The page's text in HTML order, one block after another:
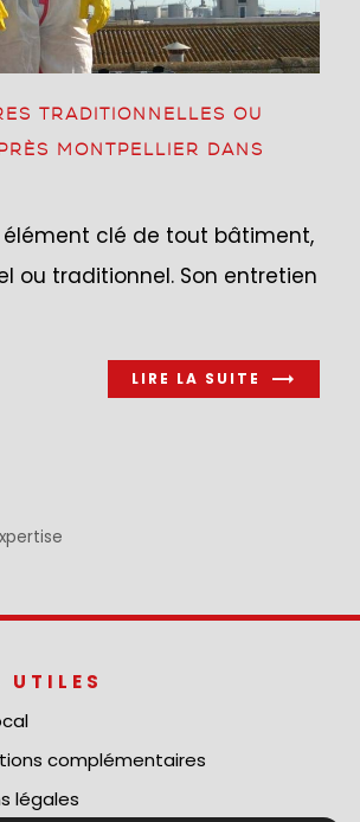
TRADITIONNELLES OU
MONTPELLIER DANS
élément clé de tout bâtiment,
ou traditionnel. Son entretien
LIRE LA SUITE
UTILES
complémentaires
légales